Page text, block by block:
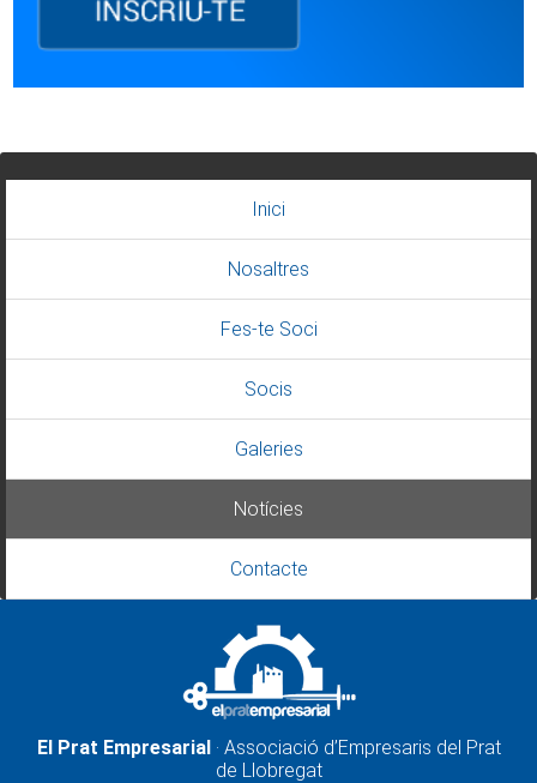
Inici
Nosaltres
Fes-te Soci
Socis
Galeries
Notícies
Contacte
El Prat Empresarial· Associació d’Empresaris del Prat
de Llobregat